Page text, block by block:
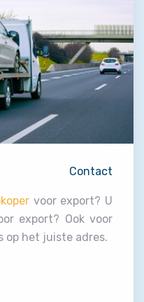
Contact
voor export? U
export? Ook voor
op het juiste adres.